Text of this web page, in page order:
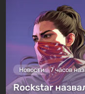
Новости 7 часов
Rockstar